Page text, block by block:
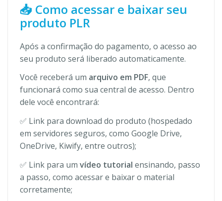
📥 Como acessar e baixar seu
produto PLR
Após a confirmação do pagamento, o acesso ao
seu produto será liberado automaticamente.
Você receberá um arquivo em PDF, que
funcionará como sua central de acesso. Dentro
dele você encontrará:
✅ Link para download do produto (hospedado
em servidores seguros, como Google Drive,
OneDrive, Kiwify, entre outros);
✅ Link para um vídeo tutorial ensinando, passo
a passo, como acessar e baixar o material
corretamente;